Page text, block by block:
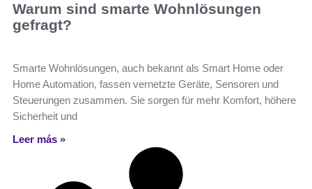
Warum sind smarte Wohnlösungen
gefragt?
Smarte Wohnlösungen, auch bekannt als Smart Home oder
Home Automation, fassen vernetzte Geräte, Sensoren und
Steuerungen zusammen. Sie sorgen für mehr Komfort, höhere
Sicherheit und
Leer más »